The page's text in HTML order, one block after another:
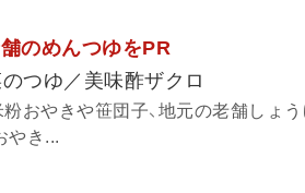
のめんつゆをPR
つゆ／美味酢ザクロ
おやきや笹団子、地元の老舗しょ
やき...